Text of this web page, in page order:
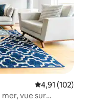
Évaluation
4,91 (102)
vue sur